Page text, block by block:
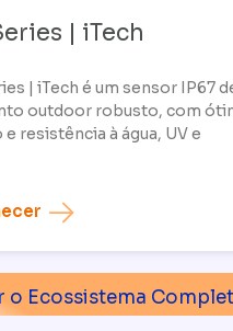
| iTech
| iTech é um sensor IP67
outdoor robusto, com
resistência à água, UV e
o Ecossistema